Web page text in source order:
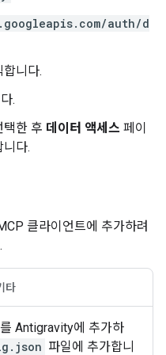
auth/d
합니다.
.
택한 후 데이터 액세스 페이
니다.
클라이언트에 추가하려
타
Antigravity에 추가하
파일에 추가합니